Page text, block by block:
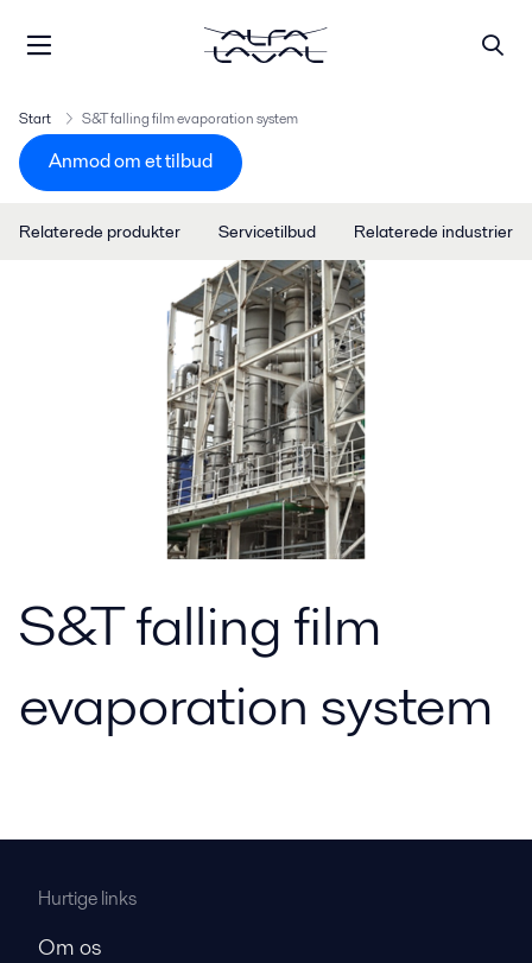
Start S&T falling film evaporation system
Anmod om et tilbud
Relaterede produkter Servicetilbud Relaterede industrier
S&T falling film
evaporation system
Hurtige links
Om os